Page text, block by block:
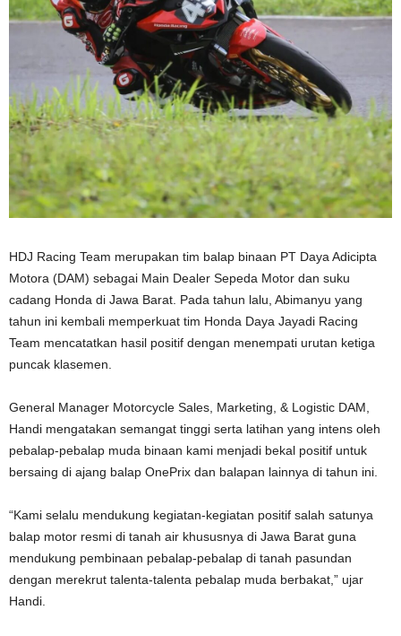
HDJ Racing Team merupakan tim balap binaan PT Daya Adicipta
Motora (DAM) sebagai Main Dealer Sepeda Motor dan suku
cadang Honda di Jawa Barat. Pada tahun lalu, Abimanyu yang
tahun ini kembali memperkuat tim Honda Daya Jayadi Racing
Team mencatatkan hasil positif dengan menempati urutan ketiga
puncak klasemen.
General Manager Motorcycle Sales, Marketing, & Logistic DAM,
Handi mengatakan semangat tinggi serta latihan yang intens oleh
pebalap-pebalap muda binaan kami menjadi bekal positif untuk
bersaing di ajang balap OnePrix dan balapan lainnya di tahun ini.
“Kami selalu mendukung kegiatan-kegiatan positif salah satunya
balap motor resmi di tanah air khususnya di Jawa Barat guna
mendukung pembinaan pebalap-pebalap di tanah pasundan
dengan merekrut talenta-talenta pebalap muda berbakat,” ujar
Handi.